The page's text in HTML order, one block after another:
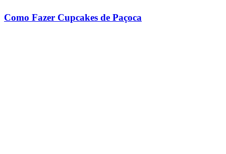
Como Fazer Cupcakes de Paçoca